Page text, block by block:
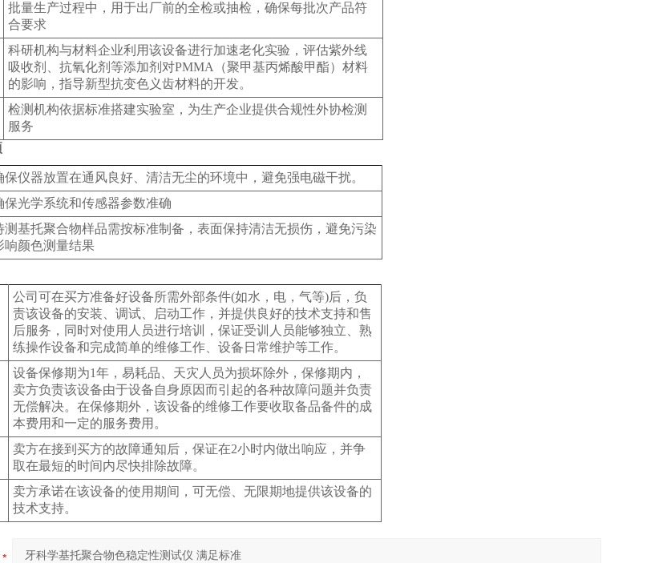
批量生产过程中，用于出厂前的全检或抽检，确保每批次产品符
合要求
科研机构与材料企业利用该设备进行加速老化实验，评估紫外线
吸收剂、抗氧化剂等添加剂对PMMA（聚甲基丙烯酸甲酯）材料
的影响，指导新型抗变色义齿材料的开发。
检测机构依据标准搭建实验室，为生产企业提供合规性外协检测
服务
保仪器放置在通风良好、清洁无尘的环境中，避免强电磁干扰。‌
保光学系统和传感器参数准确
测基托聚合物样品需按标准制备，表面保持清洁无损伤，避免污染
响颜色测量结果
公司可在买方准备好设备所需外部条件(如水，电，气等)后，负
责该设备的安装、调试、启动工作，并提供良好的技术支持和售
后服务，同时对使用人员进行培训，保证受训人员能够独立、熟
练操作设备和完成简单的维修工作、设备日常维护等工作。
设备保修期为1年，易耗品、天灾人员为损坏除外，保修期内，
卖方负责该设备由于设备自身原因而引起的各种故障问题并负责
无偿解决。在保修期外，该设备的维修工作要收取备品备件的成
本费用和一定的服务费用。
卖方在接到买方的故障通知后，保证在2小时内做出响应，并争
取在最短的时间内尽快排除故障。
卖方承诺在该设备的使用期间，可无偿、无限期地提供该设备的
技术支持。